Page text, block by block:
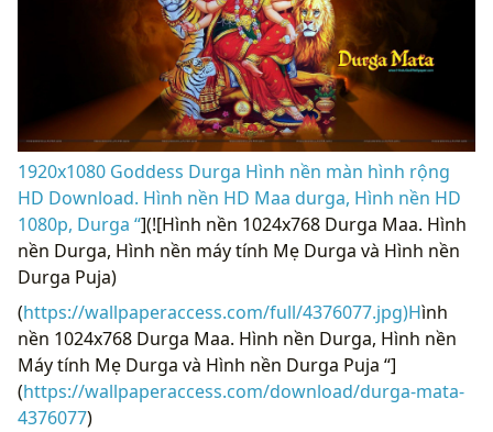
1920x1080 Goddess Durga Hình nền màn hình rộng
HD Download. Hình nền HD Maa durga, Hình nền HD
1080p, Durga “](![Hình nền 1024x768 Durga Maa. Hình
nền Durga, Hình nền máy tính Mẹ Durga và Hình nền
Durga Puja)
(https://wallpaperaccess.com/full/4376077.jpg)Hình
nền 1024x768 Durga Maa. Hình nền Durga, Hình nền
Máy tính Mẹ Durga và Hình nền Durga Puja “]
(https://wallpaperaccess.com/download/durga-mata-
4376077)